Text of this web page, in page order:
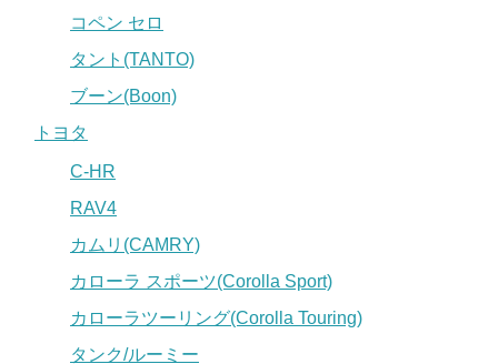
コペン セロ
タント(TANTO)
ブーン(Boon)
トヨタ
C-HR
RAV4
カムリ(CAMRY)
カローラ スポーツ(Corolla Sport)
カローラツーリング(Corolla Touring)
タンク/ルーミー